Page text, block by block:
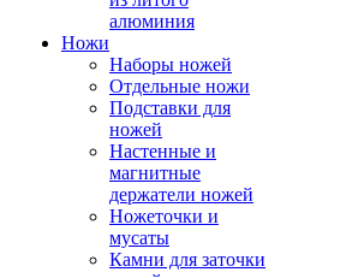
алюминия
Ножи
Наборы ножей
Отдельные ножи
Подставки для
ножей
Настенные и
магнитные
держатели ножей
Ножеточки и
мусаты
Камни для заточки